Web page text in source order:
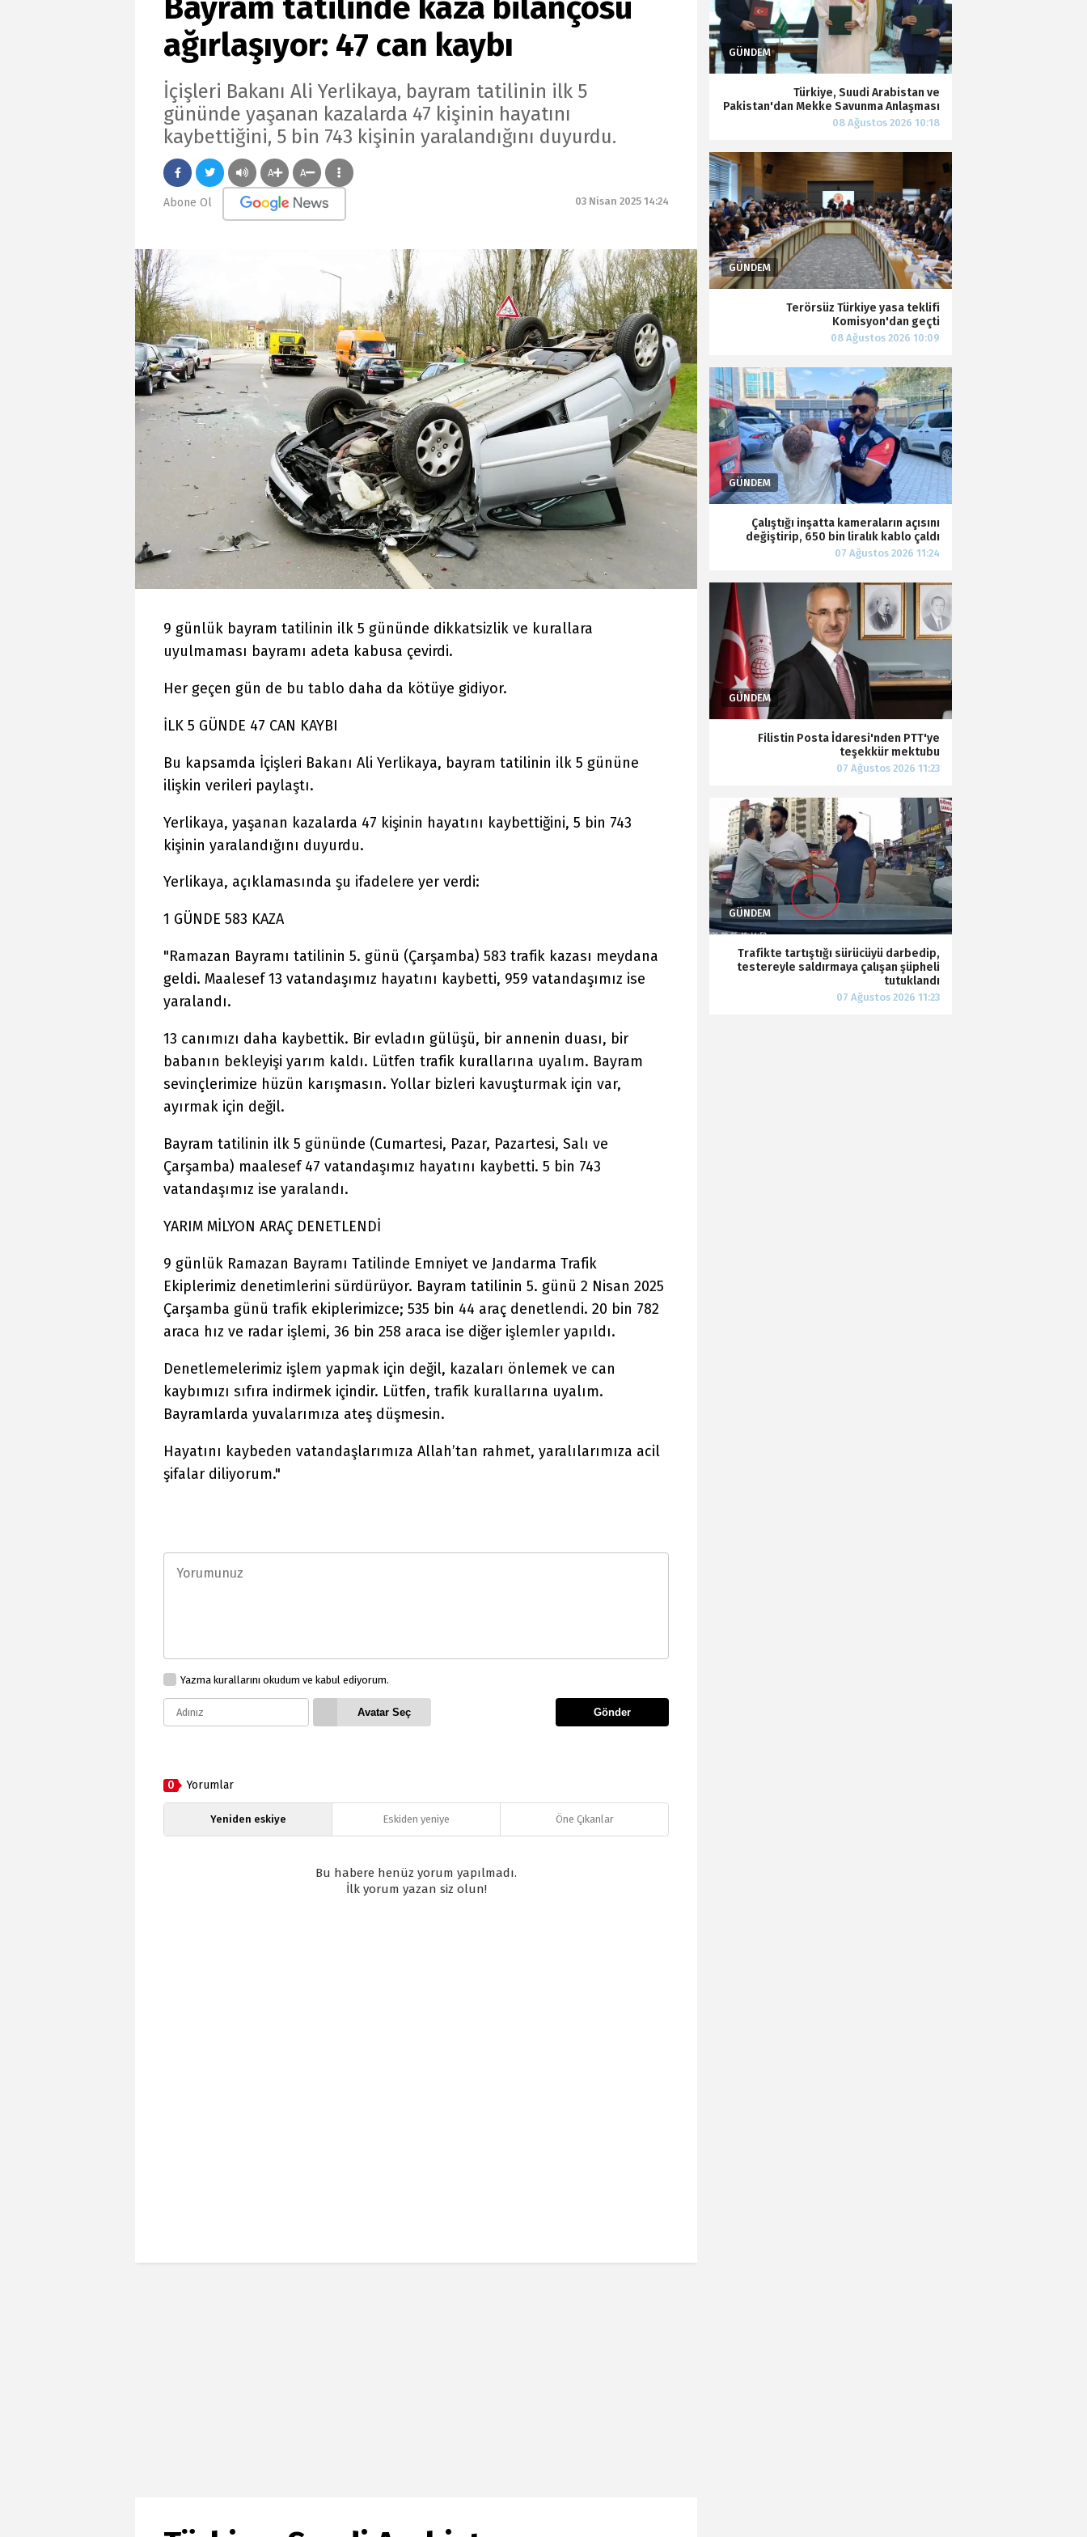
Bayram tatilinde kaza bilançosu
ağırlaşıyor: 47 can kaybı
İçişleri Bakanı Ali Yerlikaya, bayram tatilinin ilk 5
gününde yaşanan kazalarda 47 kişinin hayatını
kaybettiğini, 5 bin 743 kişinin yaralandığını duyurdu.
A A
Abone Ol 03 Nisan 2025 14:24
9 günlük bayram tatilinin ilk 5 gününde dikkatsizlik ve kurallara
uyulmaması bayramı adeta kabusa çevirdi.
Her geçen gün de bu tablo daha da kötüye gidiyor.
İLK 5 GÜNDE 47 CAN KAYBI
Bu kapsamda İçişleri Bakanı Ali Yerlikaya, bayram tatilinin ilk 5 gününe
ilişkin verileri paylaştı.
Yerlikaya, yaşanan kazalarda 47 kişinin hayatını kaybettiğini, 5 bin 743
kişinin yaralandığını duyurdu.
Yerlikaya, açıklamasında şu ifadelere yer verdi:
1 GÜNDE 583 KAZA
"Ramazan Bayramı tatilinin 5. günü (Çarşamba) 583 trafik kazası meydana
geldi. Maalesef 13 vatandaşımız hayatını kaybetti, 959 vatandaşımız ise
yaralandı.
13 canımızı daha kaybettik. Bir evladın gülüşü, bir annenin duası, bir
babanın bekleyişi yarım kaldı. Lütfen trafik kurallarına uyalım. Bayram
sevinçlerimize hüzün karışmasın. Yollar bizleri kavuşturmak için var,
ayırmak için değil.
Bayram tatilinin ilk 5 gününde (Cumartesi, Pazar, Pazartesi, Salı ve
Çarşamba) maalesef 47 vatandaşımız hayatını kaybetti. 5 bin 743
vatandaşımız ise yaralandı.
YARIM MİLYON ARAÇ DENETLENDİ
9 günlük Ramazan Bayramı Tatilinde Emniyet ve Jandarma Trafik
Ekiplerimiz denetimlerini sürdürüyor. Bayram tatilinin 5. günü 2 Nisan 2025
Çarşamba günü trafik ekiplerimizce; 535 bin 44 araç denetlendi. 20 bin 782
araca hız ve radar işlemi, 36 bin 258 araca ise diğer işlemler yapıldı.
Denetlemelerimiz işlem yapmak için değil, kazaları önlemek ve can
kaybımızı sıfıra indirmek içindir. Lütfen, trafik kurallarına uyalım.
Bayramlarda yuvalarımıza ateş düşmesin.
Hayatını kaybeden vatandaşlarımıza Allah’tan rahmet, yaralılarımıza acil
şifalar diliyorum."
Yazma kurallarını okudum ve kabul ediyorum.
Avatar Seç Gönder
0 Yorumlar
Yeniden eskiye Eskiden yeniye Öne Çıkanlar
Bu habere henüz yorum yapılmadı.
İlk yorum yazan siz olun!
Türkiye, Suudi Arabistan ve
Pakistan'dan Mekke Savunma Anlaşması
Terörsüz Türkiye yasa teklifi
Komisyon'dan geçti
Çalıştığı inşatta kameraların açısını
değiştirip, 650 bin liralık kablo çaldı
Filistin Posta İdaresi'nden PTT'ye
teşekkür mektubu
Trafikte tartıştığı sürücüyü darbedip,
testereyle saldırmaya çalışan şüpheli
tutuklandı